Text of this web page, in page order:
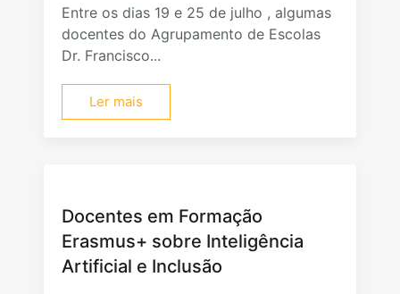
Entre os dias 19 e 25 de julho , algumas
docentes do Agrupamento de Escolas
Dr. Francisco...
Ler mais
Docentes em Formação
Erasmus+ sobre Inteligência
Artificial e Inclusão